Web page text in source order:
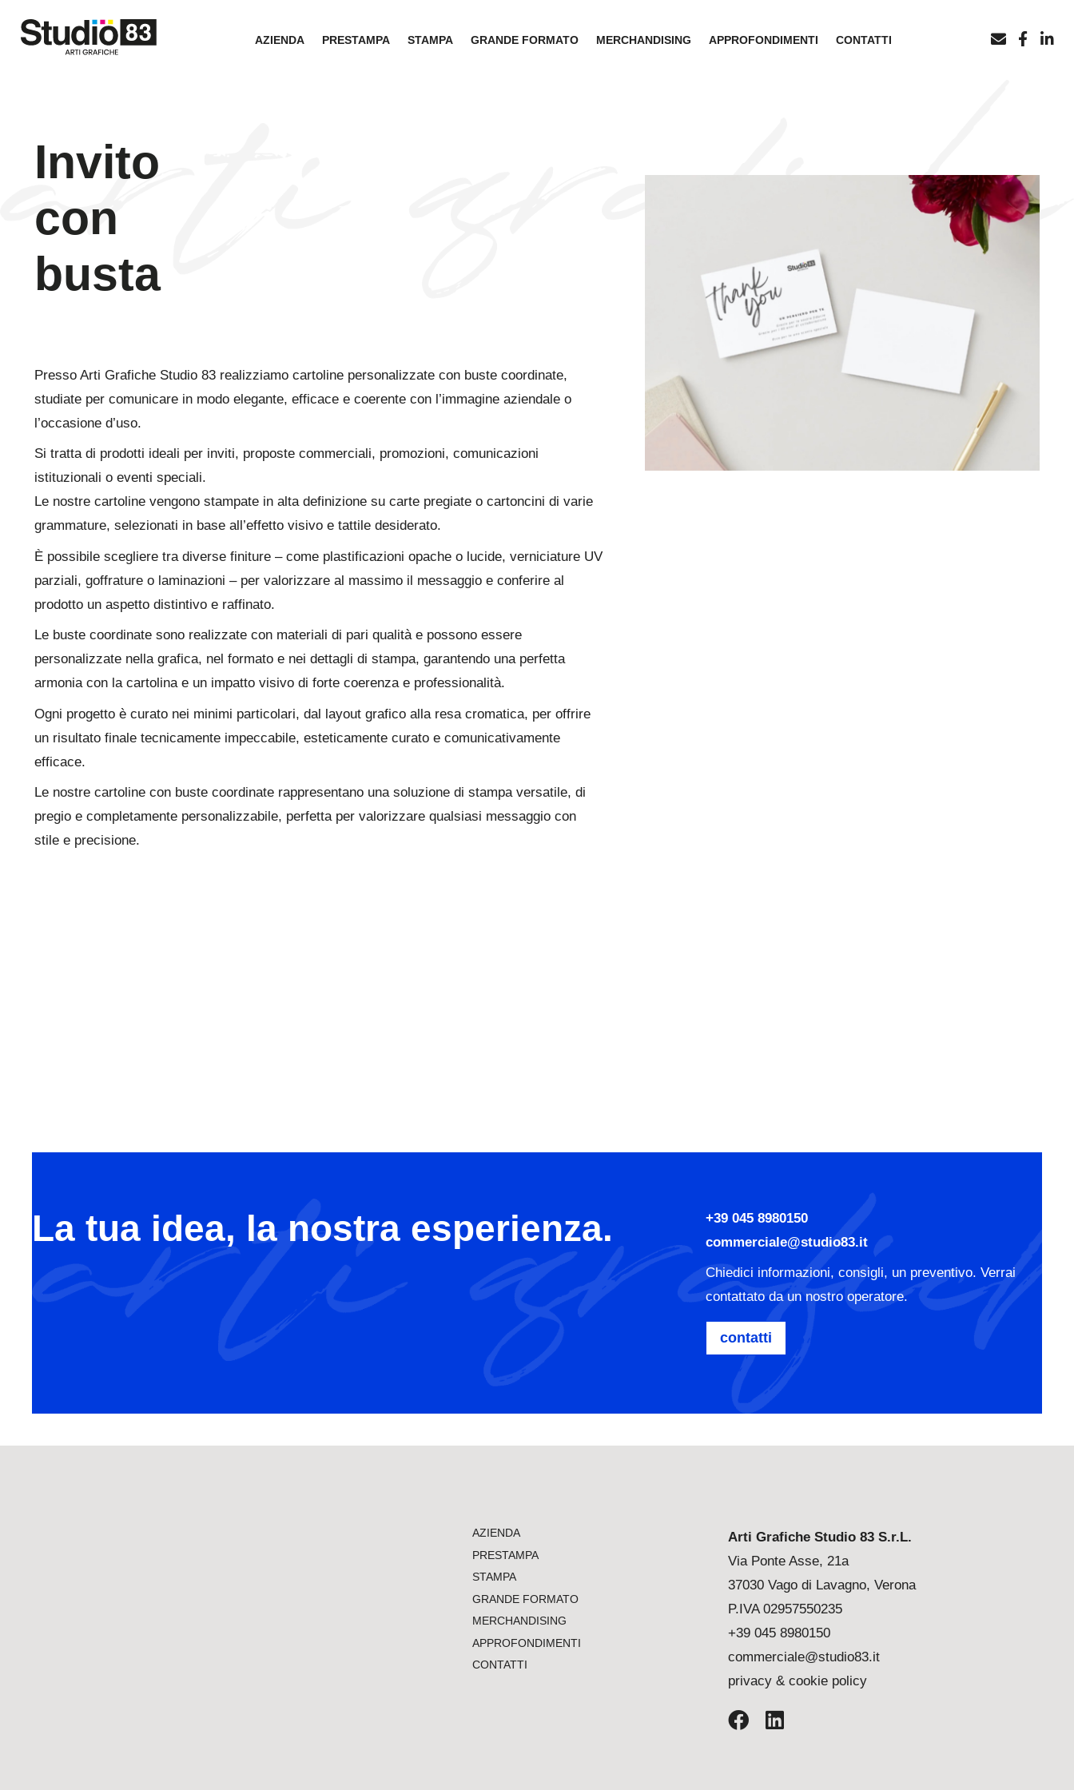
AZIENDA PRESTAMPA STAMPA GRANDE FORMATO MERCHANDISING APPROFONDIMENTI CONTATTI
Invito
con
busta
Presso Arti Grafiche Studio 83 realizziamo cartoline personalizzate con buste coordinate,
studiate per comunicare in modo elegante, efficace e coerente con l’immagine aziendale o
l’occasione d’uso.
Si tratta di prodotti ideali per inviti, proposte commerciali, promozioni, comunicazioni
istituzionali o eventi speciali.
Le nostre cartoline vengono stampate in alta definizione su carte pregiate o cartoncini di varie
grammature, selezionati in base all’effetto visivo e tattile desiderato.
È possibile scegliere tra diverse finiture – come plastificazioni opache o lucide, verniciature UV
parziali, goffrature o laminazioni – per valorizzare al massimo il messaggio e conferire al
prodotto un aspetto distintivo e raffinato.
Le buste coordinate sono realizzate con materiali di pari qualità e possono essere
personalizzate nella grafica, nel formato e nei dettagli di stampa, garantendo una perfetta
armonia con la cartolina e un impatto visivo di forte coerenza e professionalità.
Ogni progetto è curato nei minimi particolari, dal layout grafico alla resa cromatica, per offrire
un risultato finale tecnicamente impeccabile, esteticamente curato e comunicativamente
efficace.
Le nostre cartoline con buste coordinate rappresentano una soluzione di stampa versatile, di
pregio e completamente personalizzabile, perfetta per valorizzare qualsiasi messaggio con
stile e precisione.
La tua idea, la nostra esperienza.
+39 045 8980150
commerciale@studio83.it
Chiedici informazioni, consigli, un preventivo. Verrai
contattato da un nostro operatore.
contatti
AZIENDA
PRESTAMPA
STAMPA
GRANDE FORMATO
MERCHANDISING
APPROFONDIMENTI
CONTATTI
Arti Grafiche Studio 83 S.r.L.
Via Ponte Asse, 21a
37030 Vago di Lavagno, Verona
P.IVA 02957550235
+39 045 8980150
commerciale@studio83.it
privacy & cookie policy